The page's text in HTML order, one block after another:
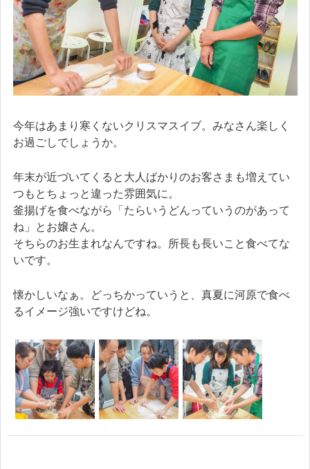
今年はあまり寒くないクリスマスイブ。みなさん楽しく
お過ごしでしょうか。
年末が近づいてくると大人ばかりのお客さまも増えてい
つもとちょっと違った雰囲気に。
釜揚げを食べながら「たらいうどんっていうのがあって
ね」とお嬢さん。
そちらのお生まれなんですね。所長も長いこと食べてな
いです。
懐かしいなぁ。どっちかっていうと、真夏に河原で食べ
るイメージ強いですけどね。